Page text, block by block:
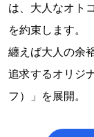
は、大人なオト
を約束します。
纏えば大人の余
追求するオリジ
フ）」を展開。